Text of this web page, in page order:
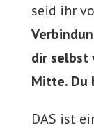
seid ihr
dir selbst
Mitte. Du
DAS ist